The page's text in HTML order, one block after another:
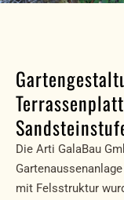
Die Arti GalaBau
mit Felsstruktur